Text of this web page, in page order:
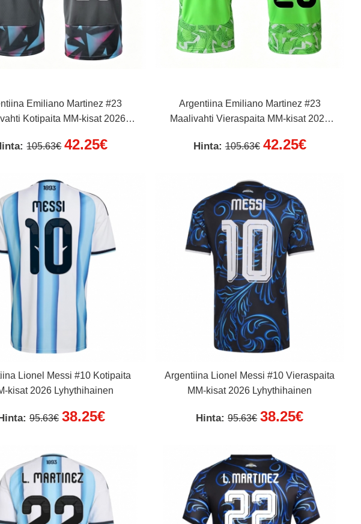
Emiliano Martinez #23
Kotipaita MM-kisat 2026
105.63€ 42.25€
Argentiina Emiliano Martinez #23
Maalivahti Vieraspaita MM-kisat 2026
Hinta:105.63€ 42.25€
Lionel Messi #10 Kotipaita
kisat 2026 Lyhythihainen
95.63€ 38.25€
Argentiina Lionel Messi #10 Vieraspaita
MM-kisat 2026 Lyhythihainen
Hinta:95.63€ 38.25€